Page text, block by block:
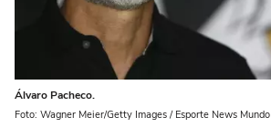
Álvaro Pacheco.
Foto: Wagner Meier/Getty Images / Esporte News Mundo